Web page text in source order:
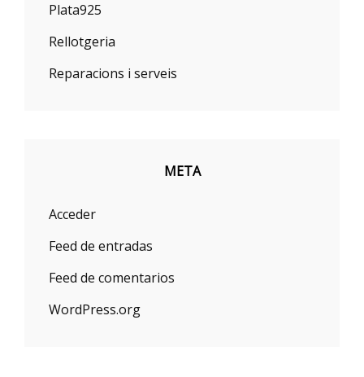
Plata925
Rellotgeria
Reparacions i serveis
META
Acceder
Feed de entradas
Feed de comentarios
WordPress.org